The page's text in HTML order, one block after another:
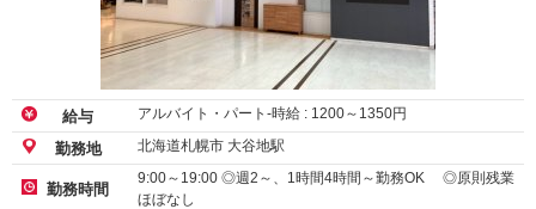
給与 アルバイト・パート-時給 : 1200～ 1350円
勤務地 北海道札幌市 大谷地駅
勤務時間
9:00～19:00 ◎週2～、1時間4時間～勤務OK ◎原則残業
ほぼなし